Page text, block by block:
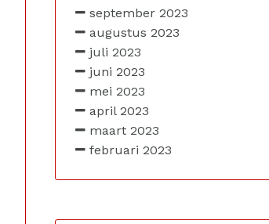
september 2023
augustus 2023
juli 2023
juni 2023
mei 2023
april 2023
maart 2023
februari 2023